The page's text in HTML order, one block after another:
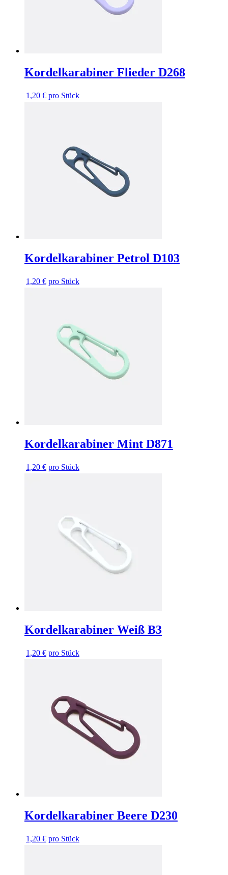
Kordelkarabiner Flieder D268
1,20 € pro Stück
Kordelkarabiner Petrol D103
1,20 € pro Stück
Kordelkarabiner Mint D871
1,20 € pro Stück
Kordelkarabiner Weiß B3
1,20 € pro Stück
Kordelkarabiner Beere D230
1,20 € pro Stück